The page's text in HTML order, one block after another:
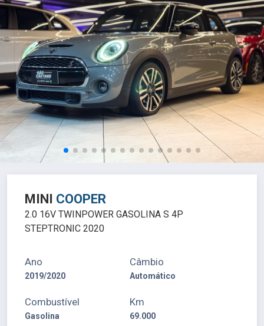
MINI COOPER
2.0 16V TWINPOWER GASOLINA S 4P
STEPTRONIC 2020
Ano
2019/2020
Câmbio
Automático
Combustível
Gasolina
Km
69.000